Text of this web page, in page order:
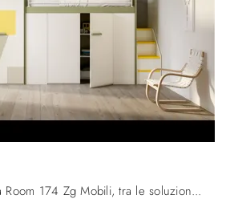
Con questa cameretta Room 174 Zg Mobili, tra le soluzioni a soppalco, potrai progettare stanze moderne per ragazzi.